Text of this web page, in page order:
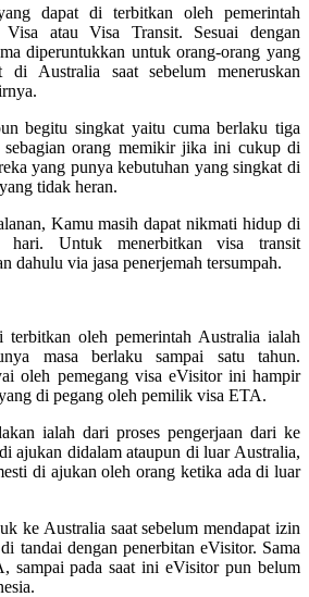
dapat di terbitkan oleh pemerintah
atau Visa Transit. Sesuai dengan
diperuntukkan untuk orang-orang yang
di Australia saat sebelum meneruskan
begitu singkat yaitu cuma berlaku tiga
sebagian orang memikir jika ini cukup di
yang punya kebutuhan yang singkat di
tidak heran.
Kamu masih dapat nikmati hidup di
hari. Untuk menerbitkan visa transit
dahulu via jasa penerjemah tersumpah.
oleh pemerintah Australia ialah
masa berlaku sampai satu tahun.
oleh pemegang visa eVisitor ini hampir
di pegang oleh pemilik visa ETA.
ialah dari proses pengerjaan dari ke
ajukan didalam ataupun di luar Australia,
di ajukan oleh orang ketika ada di luar
ke Australia saat sebelum mendapat izin
tandai dengan penerbitan eVisitor. Sama
sampai pada saat ini eVisitor pun belum